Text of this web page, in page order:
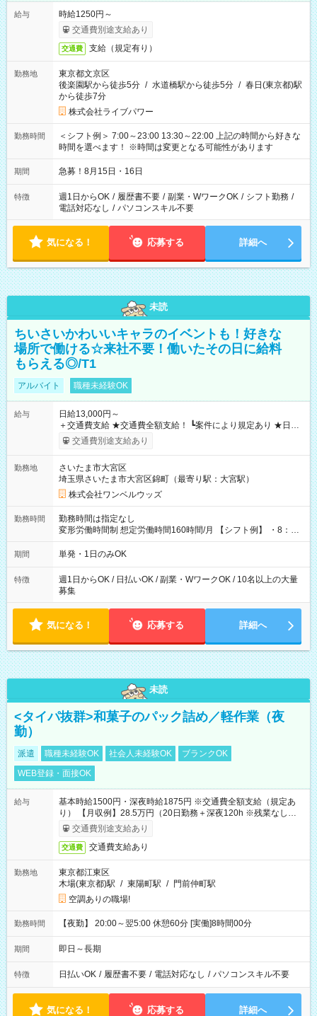
給与
時給1250円～
交通費別途支給あり
交通費 支給（規定有り）
勤務地
東京都文京区
後楽園駅から徒歩5分 / 水道橋駅から徒歩5分 / 春日(東京都)駅
から徒歩7分
株式会社ライブパワー
勤務時間
＜シフト例＞ 7:00～23:00 13:30～22:00 上記の時間から好きな
時間を選べます！ ※時間は変更となる可能性があります
期間 急募！8月15日・16日
特徴 週1日からOK / 履歴書不要 / 副業・WワークOK / シフト勤務 /
電話対応なし / パソコンスキル不要
気になる！ 応募する 詳細へ
未読
ちいさいかわいいキャラのイベントも！好きな
場所で働ける☆来社不要！働いたその日に給料
もらえる◎/T1
アルバイト 職種未経験OK
給与
日給13,000円～
＋交通費支給 ★交通費全額支給！ ┗案件により規定あり ★日払
いOK！（規定あり） ┗働いたその日に現金GET♪ お仕事後はコ
ンビニATMから 日払い分を引き落とせます！ 【試用期間】試
交通費別途支給あり
勤務地
さいたま市大宮区
埼玉県さいたま市大宮区錦町（最寄り駅：大宮駅）
株式会社ワンベルウッズ
勤務時間
勤務時間は指定なし
変形労働時間制 想定労働時間160時間/月 【シフト例】 ・8：00
～21：00
期間 単発・1日のみOK
特徴
週1日からOK / 日払いOK / 副業・WワークOK / 10名以上の大量
募集
気になる！ 応募する 詳細へ
未読
<タイパ抜群>和菓子のパック詰め／軽作業（夜
勤）
派遣 職種未経験OK 社会人未経験OK
ブランクOK
WEB登録・面接OK
給与
基本時給1500円・深夜時給1875円 ※交通費全額支給（規定あ
り） 【月収例】28.5万円（20日勤務＋深夜120h ※残業なしの場
合）交通費別途支給あり
交通費 交通費支給あり
勤務地
東京都江東区
木場(東京都)駅 / 東陽町駅 / 門前仲町駅
空調ありの職場!
勤務時間 【夜勤】 20:00～翌5:00 休憩60分 [実働]8時間00分
期間 即日～長期
特徴 日払いOK / 履歴書不要 / 電話対応なし / パソコンスキル不要
気になる！ 応募する 詳細へ